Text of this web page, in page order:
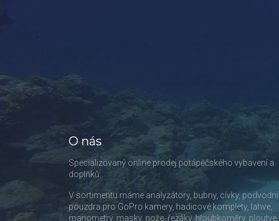
O nás
Specializovaný online prodej potápěčského vybavení a
doplňků.
V sortimentu máme analyzátory, bubny, cívky, podvodní
pouzdra pro GoPro kamery, hadicové komplety, lahve,
manometry, masky, nože, řezáky, hloubkoměry, ploutve,